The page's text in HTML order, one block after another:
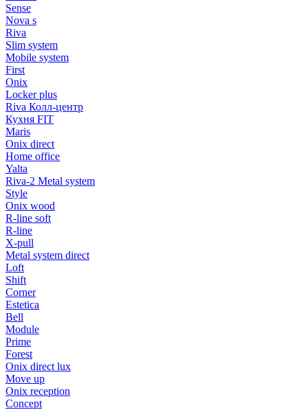
Sense
Nova s
Riva
Slim system
Mobile system
First
Onix
Locker plus
Riva Колл-центр
Кухня FIT
Maris
Onix direct
Home office
Yalta
Riva-2 Metal system
Style
Onix wood
R-line soft
R-line
X-pull
Metal system direct
Loft
Shift
Corner
Estetica
Bell
Module
Prime
Forest
Onix direct lux
Move up
Onix reception
Concept